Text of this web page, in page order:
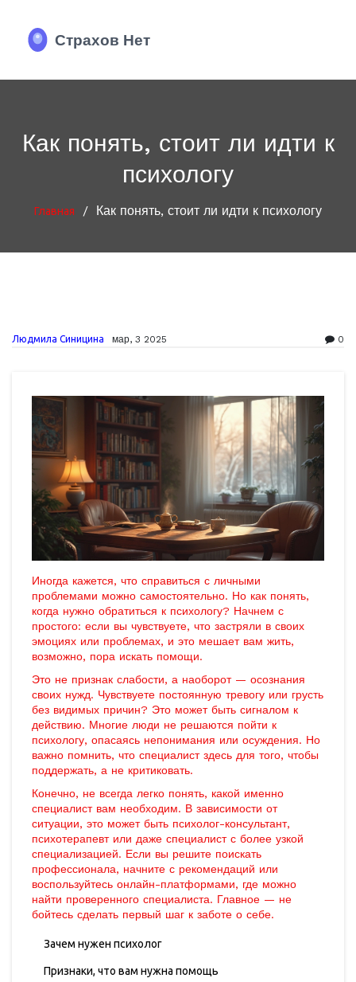
Как понять, стоит ли идти к
психологу
Главная / Как понять, стоит ли идти к психологу
Людмила Синицина мар, 3 2025 0
Иногда кажется, что справиться с личными
проблемами можно самостоятельно. Но как понять,
когда нужно обратиться к психологу? Начнем с
простого: если вы чувствуете, что застряли в своих
эмоциях или проблемах, и это мешает вам жить,
возможно, пора искать помощи.
Это не признак слабости, а наоборот — осознания
своих нужд. Чувствуете постоянную тревогу или грусть
без видимых причин? Это может быть сигналом к
действию. Многие люди не решаются пойти к
психологу, опасаясь непонимания или осуждения. Но
важно помнить, что специалист здесь для того, чтобы
поддержать, а не критиковать.
Конечно, не всегда легко понять, какой именно
специалист вам необходим. В зависимости от
ситуации, это может быть психолог-консультант,
психотерапевт или даже специалист с более узкой
специализацией. Если вы решите поискать
профессионала, начните с рекомендаций или
воспользуйтесь онлайн-платформами, где можно
найти проверенного специалиста. Главное — не
бойтесь сделать первый шаг к заботе о себе.
Зачем нужен психолог
Признаки, что вам нужна помощь